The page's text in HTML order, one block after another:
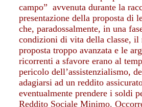
campo” avvenuta durante la
presentazione della proposta di
che, paradossalmente, in una
condizioni di vita della classe, il
proposta troppo avanzata e le
ricorrenti a sfavore erano al
pericolo dell’assistenzialismo,
adagiarsi ad un reddito
eventualmente prendere i soldi
Reddito Sociale Minimo.